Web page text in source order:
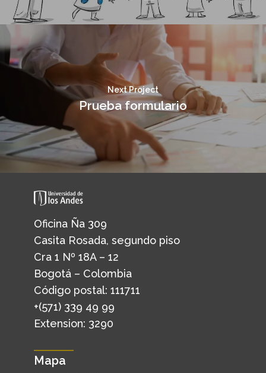
Next Project
Prueba formulario
Oficina Ña 309
Casita Rosada, segundo piso
Cra 1 Nº 18A – 12
Bogotá – Colombia
Código postal: 111711
+(571) 339 49 99
Extension: 3290
Mapa